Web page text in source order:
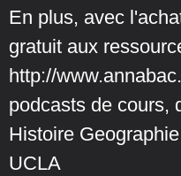
En plus, avec
gratuit aux
http://
podcasts de cours,
Histoire
UCLA